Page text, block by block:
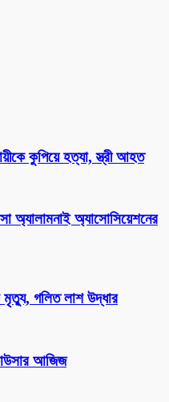
কুপিয়ে হত্যা, স্ত্রী আহত
অ্যালামনাই অ্যাসোসিয়েশনের
মৃত্যু, গলিত লাশ উদ্ধার
আজিজ